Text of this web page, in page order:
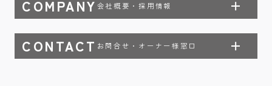
COMPANY 会社概要・採用情報
CONTACT お問合せ・オーナー様窓口